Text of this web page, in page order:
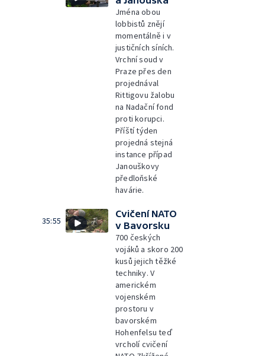
Jména obou
lobbistů znějí
momentálně i v
justičních síních.
Vrchní soud v
Praze přes den
projednával
Rittigovu žalobu
na Nadační fond
proti korupci.
Příští týden
projedná stejná
instance případ
Janouškovy
předloňské
havárie.
35:55
Cvičení NATO
v Bavorsku
700 českých
vojáků a skoro 200
kusů jejich těžké
techniky. V
americkém
vojenském
prostoru v
bavorském
Hohenfelsu teď
vrcholí cvičení